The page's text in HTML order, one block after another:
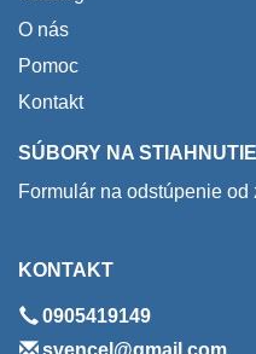
O nás
Pomoc
Kontakt
SÚBORY NA STIAHNUTIE
Formulár na odstúpenie od
KONTAKT
0905419149